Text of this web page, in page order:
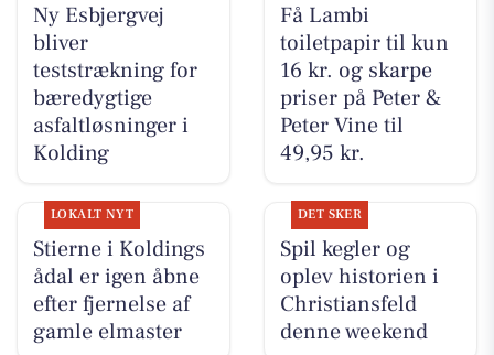
Ny Esbjergvej
bliver
teststrækning for
bæredygtige
asfaltløsninger i
Kolding
Få Lambi
toiletpapir til kun
16 kr. og skarpe
priser på Peter &
Peter Vine til
49,95 kr.
LOKALT NYT
Stierne i Koldings
ådal er igen åbne
efter fjernelse af
gamle elmaster
DET SKER
Spil kegler og
oplev historien i
Christiansfeld
denne weekend